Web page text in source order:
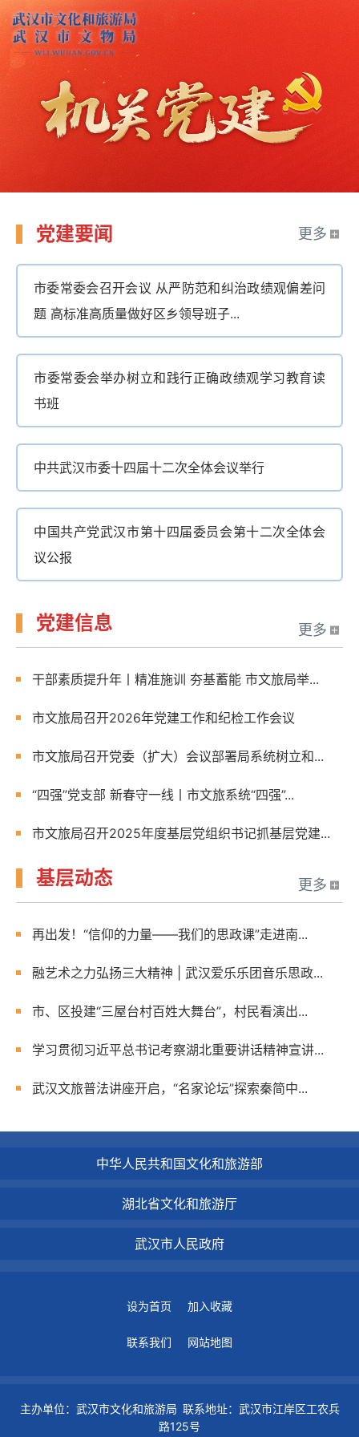
党建要闻 更多
市委常委会召开会议 从严防范和纠治政绩观偏差问
题 高标准高质量做好区乡领导班子...
市委常委会举办树立和践行正确政绩观学习教育读
书班
中共武汉市委十四届十二次全体会议举行
中国共产党武汉市第十四届委员会第十二次全体会
议公报
党建信息 更多
干部素质提升年丨精准施训 夯基蓄能 市文旅局举...
市文旅局召开2026年党建工作和纪检工作会议
市文旅局召开党委（扩大）会议部署局系统树立和...
“四强”党支部 新春守一线丨市文旅系统“四强”...
市文旅局召开2025年度基层党组织书记抓基层党建...
基层动态 更多
再出发！“信仰的力量——我们的思政课”走进南...
融艺术之力弘扬三大精神 | 武汉爱乐乐团音乐思政...
市、区投建“三屋台村百姓大舞台”，村民看演出...
学习贯彻习近平总书记考察湖北重要讲话精神宣讲...
武汉文旅普法讲座开启，“名家论坛”探索秦简中...
中华人民共和国文化和旅游部
湖北省文化和旅游厅
武汉市人民政府
设为首页 加入收藏
联系我们 网站地图
主办单位：武汉市文化和旅游局 联系地址：武汉市江岸区工农兵
路125号